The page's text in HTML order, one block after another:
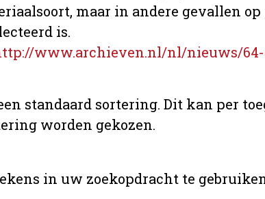
maar in andere gevallen
is.
www.archieven.nl/nl/nieuws/
standaard sortering. Dit kan per
worden gekozen.
in uw zoekopdracht te